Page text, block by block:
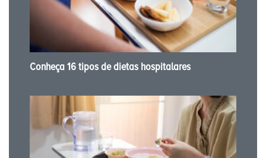
Conheça 16 tipos de dietas hospitalares